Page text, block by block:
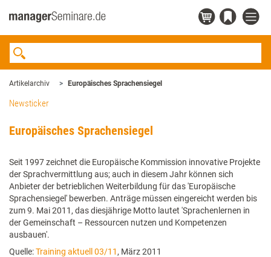
Artikelarchiv Europäisches Sprachensiegel
Newsticker
Europäisches Sprachensiegel
Seit 1997 zeichnet die Europäische Kommission innovative Projekte
der Sprachvermittlung aus; auch in diesem Jahr können sich
Anbieter der betrieblichen Weiterbildung für das 'Europäische
Sprachensiegel' bewerben. Anträge müssen eingereicht werden bis
zum 9. Mai 2011, das diesjährige Motto lautet 'Sprachenlernen in
der Gemeinschaft – Ressourcen nutzen und Kompetenzen
ausbauen'.
Quelle:Training aktuell 03/11 , März 2011